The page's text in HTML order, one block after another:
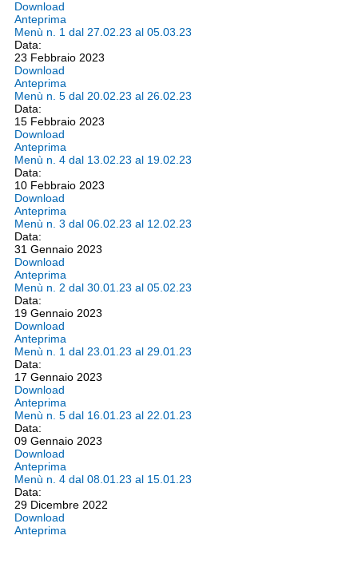
Download
Anteprima
Menù n. 1 dal 27.02.23 al 05.03.23
Data:
23 Febbraio 2023
Download
Anteprima
Menù n. 5 dal 20.02.23 al 26.02.23
Data:
15 Febbraio 2023
Download
Anteprima
Menù n. 4 dal 13.02.23 al 19.02.23
Data:
10 Febbraio 2023
Download
Anteprima
Menù n. 3 dal 06.02.23 al 12.02.23
Data:
31 Gennaio 2023
Download
Anteprima
Menù n. 2 dal 30.01.23 al 05.02.23
Data:
19 Gennaio 2023
Download
Anteprima
Menù n. 1 dal 23.01.23 al 29.01.23
Data:
17 Gennaio 2023
Download
Anteprima
Menù n. 5 dal 16.01.23 al 22.01.23
Data:
09 Gennaio 2023
Download
Anteprima
Menù n. 4 dal 08.01.23 al 15.01.23
Data:
29 Dicembre 2022
Download
Anteprima